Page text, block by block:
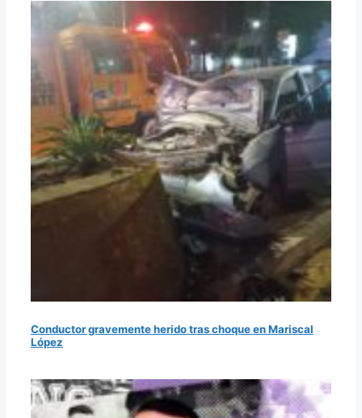
Conductor gravemente herido tras choque en Mariscal
López